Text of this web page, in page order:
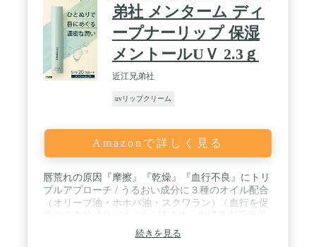
弟社 メンターム ディ
ープナーリップ 保湿
メントールUＶ 2.3ｇ
近江兄弟社
uvリップクリーム
Amazonで詳しく見る
唇荒れの原因『摩擦』『乾燥』『血行不良』にトリ
プルアプローチ / うるおい成分に３種のオイル配合
（オリーブ油・ホホバ油・スクワラン） / 血行を促
成分ビタミンP（グルコシルヘスペリジン）配合。 /
荒れを予防する薬用処方。 / 【有効成分】 dl-カン
続きを見る